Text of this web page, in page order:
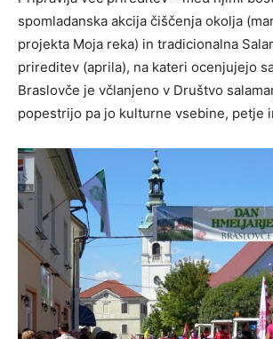
spomladanska akcija čiščenja okolja
projekta Moja reka) in tradicionalna
prireditev (aprila), na kateri ocenjujejo
Braslovče je včlanjeno v Društvo
popestrijo pa jo kulturne vsebine, petje